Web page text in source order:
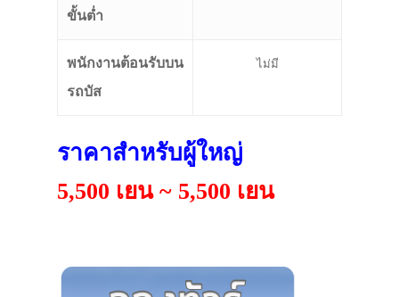
ขั้นต่ำ
พนักงานต้อนรับบน
รถบัส
ไม่มี
ราคาสำหรับผู้ใหญ่
5,500 เยน ~ 5,500 เยน